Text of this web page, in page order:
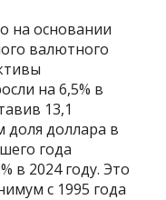
на основании
валютного
на 6,5% в
13,1
доля доллара в
года
в 2024 году. Это
с 1995 года